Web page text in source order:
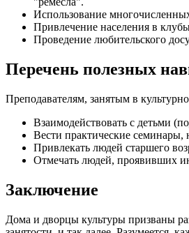
Использование
Привлечение населения в
Проведение любительского
Перечень полезных
Преподавателям, занятым в
Взаимодействовать с детьми
Вести практические
Привлекать людей старшего
Отмечать людей, проявивших
Заключение
Дома и дворцы культуры призваны